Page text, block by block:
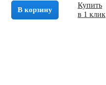
В корзину
Купить
в 1 клик